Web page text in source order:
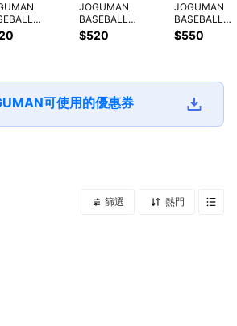
絨毛吊飾-
款
JOGUMAN
BASEBALL
WOODY絨毛吊飾-
球棒款
$520
JOGUMAN
BASEBALL
WOODY絨毛
$550
可使用的優惠券
篩選 熱門